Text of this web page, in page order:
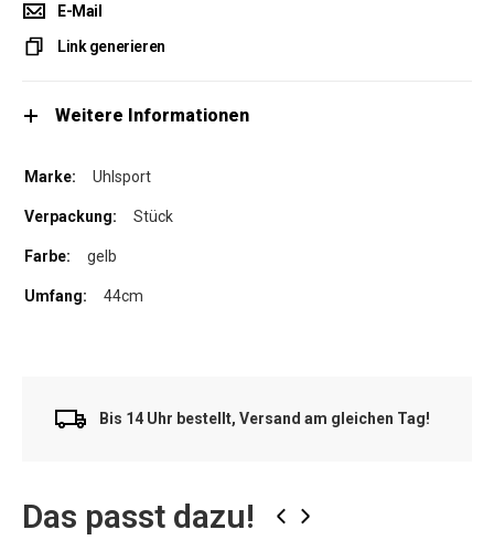
E-Mail
Link generieren
Weitere Informationen
Uhlsport
Stück
gelb
44cm
Bis 14 Uhr bestellt, Versand am gleichen Tag!
Das passt dazu! ‹ ›